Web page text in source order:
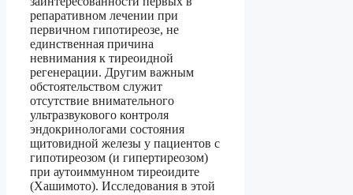
репаративном лечении при
первичном гипотиреозе, не
единственная причина
невнимания к тиреоидной
регенерации. Другим важным
обстоятельством служит
отсутствие внимательного
ультразвукового контроля
эндокринологами состояния
щитовидной железы у пациентов с
гипотиреозом (и гипертиреозом)
при аутоиммунном тиреоидите
(Хашимото). Исследования в этой